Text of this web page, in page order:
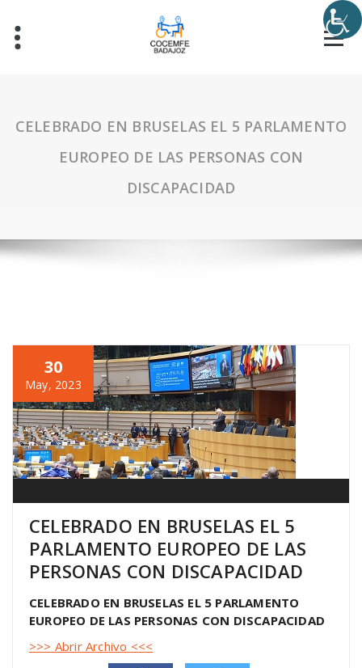
CELEBRADO EN BRUSELAS EL 5 PARLAMENTO
EUROPEO DE LAS PERSONAS CON
DISCAPACIDAD
30
May, 2023
CELEBRADO EN BRUSELAS EL 5
PARLAMENTO EUROPEO DE LAS
PERSONAS CON DISCAPACIDAD
CELEBRADO EN BRUSELAS EL 5 PARLAMENTO
EUROPEO DE LAS PERSONAS CON DISCAPACIDAD
>>> Abrir Archivo <<<